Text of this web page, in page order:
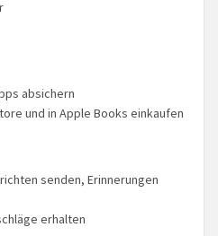
absichern
und in Apple Books einkaufen
senden, Erinne­rungen
erhalten